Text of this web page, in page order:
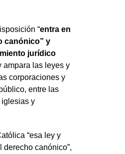
“entra en
canónico” y
jurídico
ampara las leyes y
corporaciones y
entre las
y
“esa ley y
canónico”,